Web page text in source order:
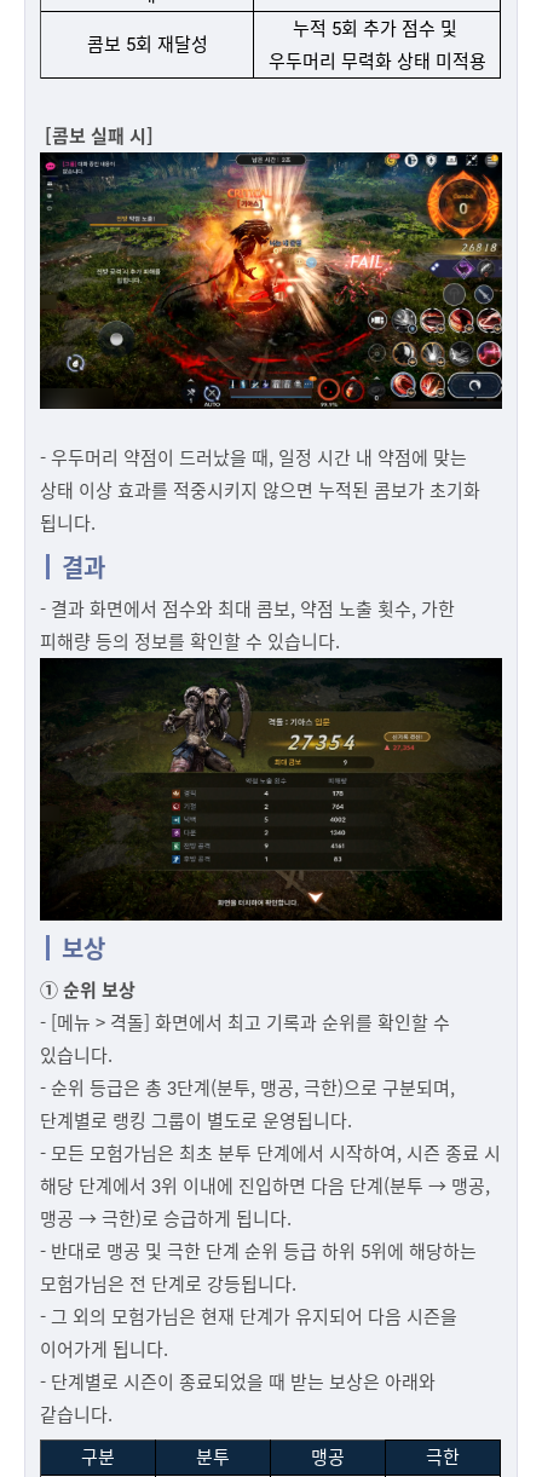
콤보 5회 재달성
누적 5회 추가 점수 및
우두머리 무력화 상태 미적용
[콤보 실패 시]
- 우두머리 약점이 드러났을 때, 일정 시간 내 약점에 맞는
상태 이상 효과를 적중시키지 않으면 누적된 콤보가 초기화
됩니다.
결과
- 결과 화면에서 점수와 최대 콤보, 약점 노출 횟수, 가한
피해량 등의 정보를 확인할 수 있습니다.
보상
① 순위 보상
- [메뉴 > 격돌] 화면에서 최고 기록과 순위를 확인할 수
있습니다.
- 순위 등급은 총 3단계(분투, 맹공, 극한)으로 구분되며,
단계별로 랭킹 그룹이 별도로 운영됩니다.
- 모든 모험가님은 최초 분투 단계에서 시작하여, 시즌 종료 시
해당 단계에서 3위 이내에 진입하면 다음 단계(분투 → 맹공,
맹공 → 극한)로 승급하게 됩니다.
- 반대로 맹공 및 극한 단계 순위 등급 하위 5위에 해당하는
모험가님은 전 단계로 강등됩니다.
- 그 외의 모험가님은 현재 단계가 유지되어 다음 시즌을
이어가게 됩니다.
- 단계별로 시즌이 종료되었을 때 받는 보상은 아래와
같습니다.
구분
분투 맹공 극한